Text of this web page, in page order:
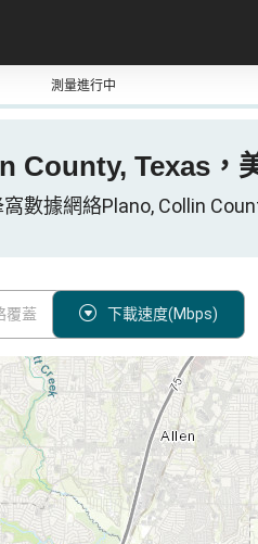
測量進行中
Texas，
數據網絡Plano, Collin
覆蓋 下載速度(Mbps)